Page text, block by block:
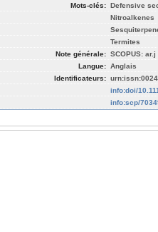
Mots-clés: Defensive
Nitroalkenes
Termites
Note générale: SCOPUS: ar.j
Langue: Anglais
Identificateurs:
info:doi/
info:scp/